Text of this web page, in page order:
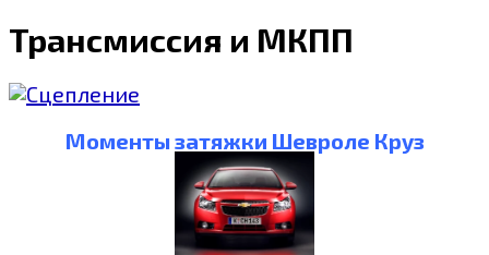
Трансмиссия и МКПП
Моменты затяжки Шевроле Круз